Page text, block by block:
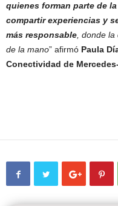
quienes forman parte de
compartir experiencias y
más responsable, donde la
de la mano” afirmó Paula
Conectividad de